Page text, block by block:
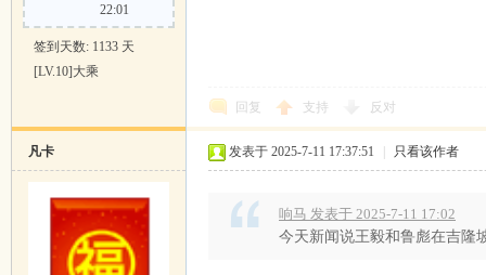
22:01
签到天数: 1133 天
[LV.10]大乘
回复 支持 反对
凡卡 发表于 2025-7-11 17:37:51 只看该作者
响马 发表于 2025-7-11 17:02
今天新闻说王毅和鲁彪在吉隆